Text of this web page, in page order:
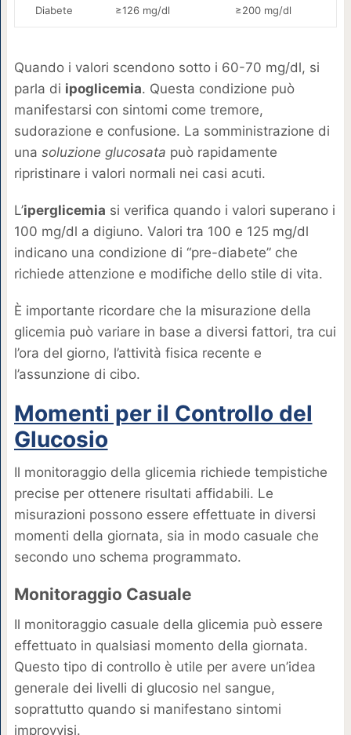
Diabete ≥126 mg/dl ≥200 mg/dl
Quando i valori scendono sotto i 60-70 mg/dl, si
parla di ipoglicemia. Questa condizione può
manifestarsi con sintomi come tremore,
sudorazione e confusione. La somministrazione di
una soluzione glucosata può rapidamente
ripristinare i valori normali nei casi acuti.
L’iperglicemia si verifica quando i valori superano i
100 mg/dl a digiuno. Valori tra 100 e 125 mg/dl
indicano una condizione di “pre-diabete” che
richiede attenzione e modifiche dello stile di vita.
È importante ricordare che la misurazione della
glicemia può variare in base a diversi fattori, tra cui
l’ora del giorno, l’attività fisica recente e
l’assunzione di cibo.
Momenti per il Controllo del
Glucosio
Il monitoraggio della glicemia richiede tempistiche
precise per ottenere risultati affidabili. Le
misurazioni possono essere effettuate in diversi
momenti della giornata, sia in modo casuale che
secondo uno schema programmato.
Monitoraggio Casuale
Il monitoraggio casuale della glicemia può essere
effettuato in qualsiasi momento della giornata.
Questo tipo di controllo è utile per avere un’idea
generale dei livelli di glucosio nel sangue,
soprattutto quando si manifestano sintomi
improvvisi.